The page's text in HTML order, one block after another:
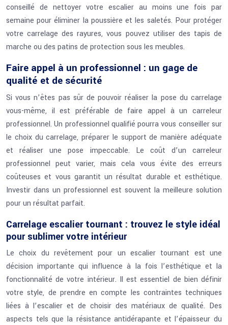
conseillé de nettoyer votre escalier au moins une fois par
semaine pour éliminer la poussière et les saletés. Pour protéger
votre carrelage des rayures, vous pouvez utiliser des tapis de
marche ou des patins de protection sous les meubles.
Faire appel à un professionnel : un gage de
qualité et de sécurité
Si vous n’êtes pas sûr de pouvoir réaliser la pose du carrelage
vous-même, il est préférable de faire appel à un carreleur
professionnel. Un professionnel qualifié pourra vous conseiller sur
le choix du carrelage, préparer le support de manière adéquate
et réaliser une pose impeccable. Le coût d’un carreleur
professionnel peut varier, mais cela vous évite des erreurs
coûteuses et vous garantit un résultat durable et esthétique.
Investir dans un professionnel est souvent la meilleure solution
pour un résultat parfait.
Carrelage escalier tournant : trouvez le style idéal
pour sublimer votre intérieur
Le choix du revêtement pour un escalier tournant est une
décision importante qui influence à la fois l’esthétique et la
fonctionnalité de votre intérieur. Il est essentiel de bien définir
votre style, de prendre en compte les contraintes techniques
liées à l’escalier et de choisir des matériaux de qualité. Des
aspects tels que la résistance antidérapante et l’épaisseur du